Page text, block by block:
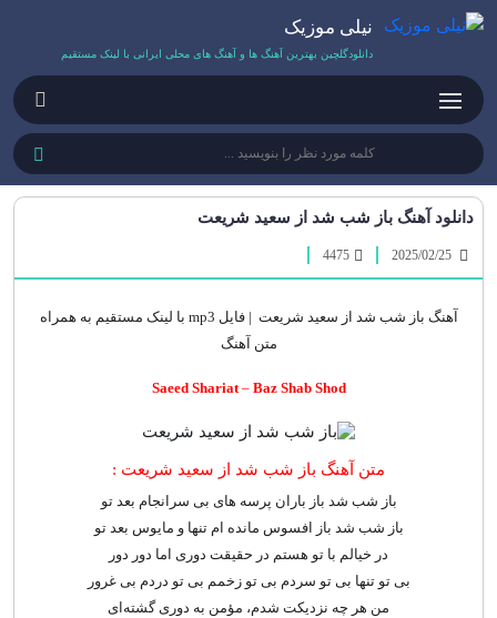
نیلی موزیک
دانلودگلچین بهترین آهنگ ها و آهنگ های محلی ایرانی با لینک مستقیم
دانلود آهنگ باز شب شد از سعید شریعت
4475
آهنگ باز شب شد از سعید شریعت | فایل mp3 با لینک مستقیم به همراه
متن آهنگ
Saeed Shariat– Baz Shab Shod
متن آهنگ باز شب شد از سعید شریعت :
باز شب شد باز باران پرسه های بی سرانجام بعد تو
باز شب شد باز افسوس مانده ام تنها و مایوس بعد تو
در خیالم با تو هستم در حقیقت دوری اما دور دور
بی تو تنها بی تو سردم بی تو زخمم بی تو دردم بی غرور
من هر چه نزدیکت شدم، مؤمن به دوری گشته‌ای